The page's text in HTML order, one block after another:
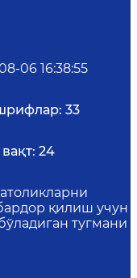
06 16:38:55
33
24
қилиш учун
тугмани